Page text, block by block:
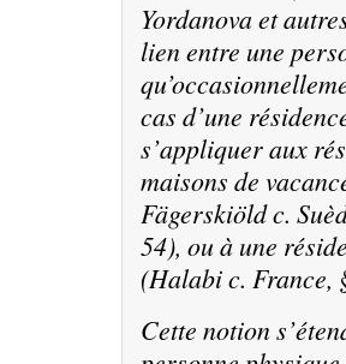
Yordanova et
lien entre une
cas d’une
s’appliquer aux
maisons de
Fägerskiöld c.
54), ou à une
(Halabi c. France,
Cette notion